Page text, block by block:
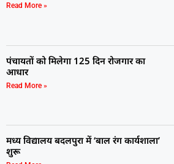
Read More »
पंचायतों को मिलेगा 125 दिन रोजगार का
आधार
Read More »
मध्य विद्यालय बदलपुरा में ‘बाल रंग कार्यशाला’
शुरू